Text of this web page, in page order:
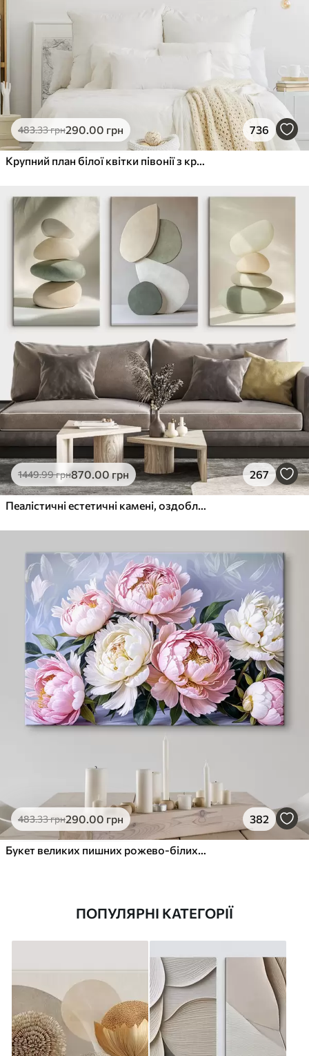
483.33грн290.00 грн 736
Крупний план білої квітки півонії з крапельками води на пелюстках на розмитому фоні
1449.99грн870.00 грн 267
Пеалістичні естетичні камені, оздоблення будинку, природне освітлення
483.33грн290.00 грн 382
Букет великих пишних рожево-білих квітів півонії із зеленим листям на м’якому розмитому фоні
ПОПУЛЯРНІ КАТЕГОРІЇ